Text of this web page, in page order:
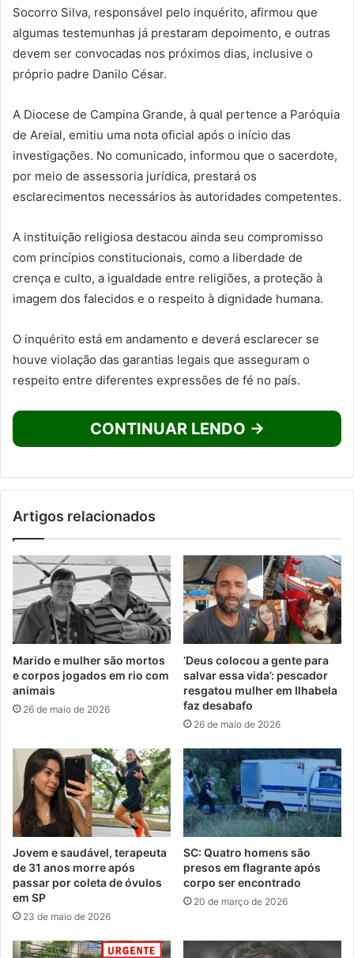
Socorro Silva, responsável pelo inquérito, afirmou que
algumas testemunhas já prestaram depoimento, e outras
devem ser convocadas nos próximos dias, inclusive o
próprio padre Danilo César.
A Diocese de Campina Grande, à qual pertence a Paróquia
de Areial, emitiu uma nota oficial após o início das
investigações. No comunicado, informou que o sacerdote,
por meio de assessoria jurídica, prestará os
esclarecimentos necessários às autoridades competentes.
A instituição religiosa destacou ainda seu compromisso
com princípios constitucionais, como a liberdade de
crença e culto, a igualdade entre religiões, a proteção à
imagem dos falecidos e o respeito à dignidade humana.
O inquérito está em andamento e deverá esclarecer se
houve violação das garantias legais que asseguram o
respeito entre diferentes expressões de fé no país.
CONTINUAR LENDO →
Artigos relacionados
Marido e mulher são mortos
e corpos jogados em rio com
animais
26 de maio de 2026
‘Deus colocou a gente para
salvar essa vida’: pescador
resgatou mulher em Ilhabela
faz desabafo
26 de maio de 2026
Jovem e saudável, terapeuta
de 31 anos morre após
passar por coleta de óvulos
em SP
23 de maio de 2026
SC: Quatro homens são
presos em flagrante após
corpo ser encontrado
20 de março de 2026